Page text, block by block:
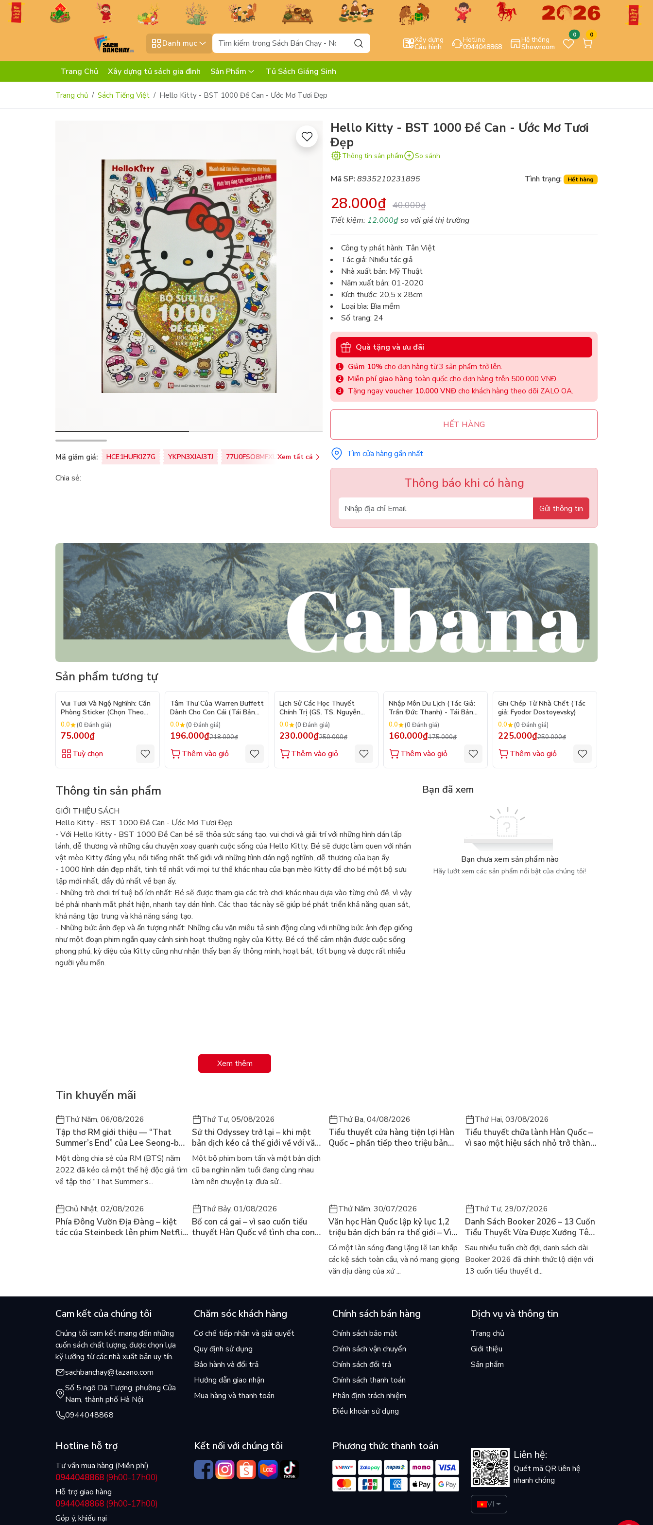
Danh mục Xây dựng
Cấu hình
Hotline
0944048868
Hệ thống
Showroom
0 0
Trang Chủ Xây dựng tủ sách gia đình Sản Phẩm Tủ Sách Giáng Sinh
Trang chủ Sách Tiếng Việt Hello Kitty - BST 1000 Đề Can - Ước Mơ Tươi Đẹp
Mã giảm giá: HCE1HUFKIZ7G YKPN3XJAJ3TJ 77U0FSO8MFXU Xem tất cả
Chia sẻ:
Hello Kitty - BST 1000 Đề Can - Ước Mơ Tươi
Đẹp
Thông tin sản phẩm So sánh
Mã SP:8935210231895 Tình trạng: Hết hàng
28.000₫ 40.000₫
Tiết kiệm: 12.000₫so với giá thị trường
Công ty phát hành: Tân Việt
Tác giả: Nhiều tác giả
Nhà xuất bản: Mỹ Thuật
Năm xuất bản: 01-2020
Kích thước: 20,5 x 28cm
Loại bìa: Bìa mềm
Số trang: 24
Quà tặng và ưu đãi
Giảm 10% cho đơn hàng từ 3 sản phẩm trở lên.
Miễn phí giao hàng toàn quốc cho đơn hàng trên 500.000 VNĐ.
Tặng ngay voucher 10.000 VNĐ cho khách hàng theo dõi ZALO OA.
HẾT HÀNG
Tìm cửa hàng gần nhất
Thông báo khi có hàng
Gửi thông tin
Sản phẩm tương tự
Vui Tươi Và Ngộ Nghĩnh: Căn
Phòng Sticker (Chọn Theo
Chủ Đề) - Hơn 250 Sticker
0.0 (0 Đánh giá)
75.000₫
Tuỳ chọn
- 10%
Tâm Thư Của Warren Buffett
Dành Cho Con Cái (Tái Bản
2026)
0.0 (0 Đánh giá)
196.000₫218.000₫
Thêm vào giỏ
Lịch Sử Các Học Thuyết
Chính Trị (GS. TS. Nguyễn
Đăng Dung)
0.0 (0 Đánh giá)
230.000₫250.000₫
Thêm vào giỏ
- 9%
Nhập Môn Du Lịch (Tác Giả:
Trần Đức Thanh) - Tái Bản
2026
0.0 (0 Đánh giá)
160.000₫175.000₫
Thêm vào giỏ
- 10%
Ghi Chép Từ Nhà Chết (Tác
giả: Fyodor Dostoyevsky)
0.0 (0 Đánh giá)
225.000₫250.000₫
Thêm vào giỏ
Thông tin sản phẩm
GIỚI THIỆU SÁCH
Hello Kitty - BST 1000 Đề Can - Ước Mơ Tươi Đẹp
- Với Hello Kitty - BST 1000 Đề Can bé sẽ thỏa sức sáng tạo, vui chơi và giải trí với những hình dán lấp
lánh, dễ thương và những câu chuyện xoay quanh cuộc sống của Hello Kitty. Bé sẽ được làm quen với nhân
vật mèo Kitty đáng yêu, nổi tiếng nhất thế giới với những hình dán ngộ nghĩnh, dễ thương của bạn ấy.
- 1000 hình dán đẹp nhất, tinh tế nhất với mọi tư thế khác nhau của bạn mèo Kitty để cho bé một bộ sưu
tập mới nhất, đầy đủ nhất về bạn ấy.
- Những trò chơi trí tuệ bổ ích nhất: Bé sẽ được tham gia các trò chơi khác nhau dựa vào từng chủ đề, vì vậy
bé phải nhanh mắt phát hiện, nhanh tay dán hình. Các thao tác này sẽ giúp bé phát triển khả năng quan sát,
khả năng tập trung và khả năng sáng tạo.
- Những bức ảnh đẹp và ấn tượng nhất: Những câu văn miêu tả sinh động cùng với những bức ảnh đẹp giống
như một đoạn phim ngắn quay cảnh sinh hoạt thường ngày của Kitty. Bé có thể cảm nhận được cuộc sống
phong phú, kỳ diệu của Kitty cũng như nhận thấy bạn ấy thông minh, hoạt bát, tốt bụng và được rất nhiều
người yêu mến.
Xem thêm
Bạn đã xem
Bạn chưa xem sản phẩm nào
Hãy lướt xem các sản phẩm nổi bật của chúng tôi!
Tin khuyến mãi
Thứ Năm, 06/08/2026
Tập thơ RM giới thiệu — “That
Summer’s End” của Lee Seong-bok
ra mắt bản tiếng Anh sau 4 năm
gây sốt
Một dòng chia sẻ của RM (BTS) năm
2022 đã kéo cả một thế hệ độc giả tìm
về tập thơ “That Summer’s...
Thứ Tư, 05/08/2026
Sử thi Odyssey trở lại – khi một
bản dịch kéo cả thế giới về với văn
học kinh điển
Một bộ phim bom tấn và một bản dịch
cũ ba nghìn năm tuổi đang cùng nhau
làm nên chuyện lạ: đưa sử...
Thứ Ba, 04/08/2026
Tiểu thuyết cửa hàng tiện lợi Hàn
Quốc – phần tiếp theo triệu bản
Thứ Hai, 03/08/2026
Tiểu thuyết chữa lành Hàn Quốc –
vì sao một hiệu sách nhỏ trở thành
Chủ Nhật, 02/08/2026
Phía Đông Vườn Địa Đàng – kiệt
tác của Steinbeck lên phim Netflix
Thứ Bảy, 01/08/2026
Bố con cá gai – vì sao cuốn tiểu
thuyết Hàn Quốc về tình cha con
Thứ Năm, 30/07/2026
Văn học Hàn Quốc lập kỷ lục 1,2
triệu bản dịch bán ra thế giới – Vì
sao cả thế giới đang đọc sách Hàn?
Có một làn sóng đang lặng lẽ lan khắp
các kệ sách toàn cầu, và nó mang giọng
văn dịu dàng của xứ ...
Thứ Tư, 29/07/2026
Danh Sách Booker 2026 – 13 Cuốn
Tiểu Thuyết Vừa Được Xướng Tên
Và Gợi Ý Đọc Cho Người Việt
Sau nhiều tuần chờ đợi, danh sách dài
Booker 2026 đã chính thức lộ diện với
13 cuốn tiểu thuyết đ...
Cam kết của chúng tôi
Chúng tôi cam kết mang đến những
cuốn sách chất lượng, được chọn lựa
kỹ lưỡng từ các nhà xuất bản uy tín.
sachbanchay@tazano.com
Số 5 ngõ Dã Tượng, phường Cửa
Nam, thành phố Hà Nội
0944048868
Chăm sóc khách hàng
Cơ chế tiếp nhận và giải quyết
Quy định sử dụng
Bảo hành và đổi trả
Hướng dẫn giao nhận
Mua hàng và thanh toán
Chính sách bán hàng
Chính sách bảo mật
Chính sách vận chuyển
Chính sách đổi trả
Chính sách thanh toán
Phân định trách nhiệm
Điều khoản sử dụng
Dịch vụ và thông tin
Trang chủ
Giới thiệu
Sản phẩm
Hotline hỗ trợ
Tư vấn mua hàng (Miễn phí)
0944048868 (9h00-17h00)
Hỗ trợ giao hàng
0944048868 (9h00-17h00)
Góp ý, khiếu nại
Kết nối với chúng tôi Phương thức thanh toán
Liên hệ:
Quét mã QR liên hệ
nhanh chóng
VI